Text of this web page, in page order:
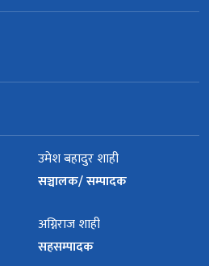
उमेश बहादुर शाही
सञ्चालक/ सम्पादक
अग्निराज शाही
सहसम्पादक